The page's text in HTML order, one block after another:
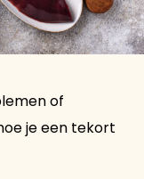
of
je een tekort